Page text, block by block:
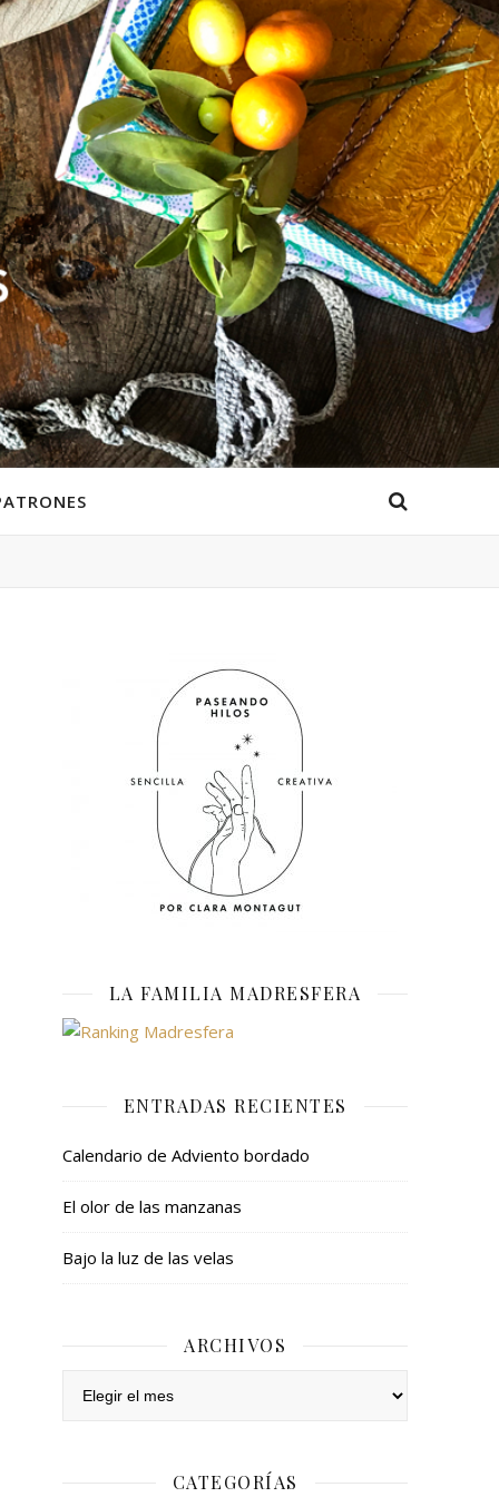
LA FAMILIA MADRESFERA
ENTRADAS RECIENTES
Calendario de Adviento bordado
El olor de las manzanas
Bajo la luz de las velas
ARCHIVOS
CATEGORÍAS